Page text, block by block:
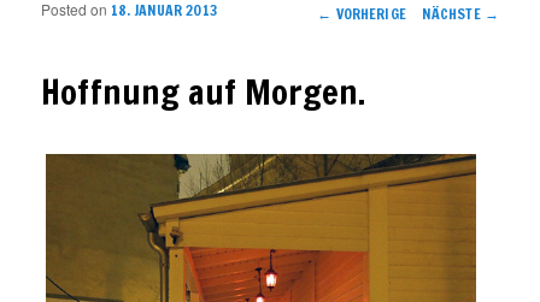
Artikelnavigation
← VORHERIGE NÄCHSTE →
Hoffnung auf Morgen.
Posted on 18. JANUAR 2013